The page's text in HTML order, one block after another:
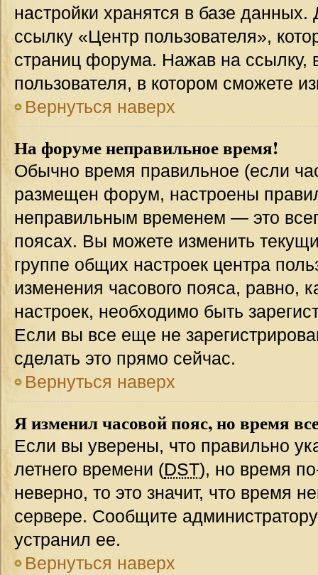
настройки хранятся в базе
ссылку «Центр пользователя»,
страниц форума. Нажав на ссылку,
пользователя, в котором сможете
Вернуться наверх
На форуме неправильное время!
Обычно время правильное (если
размещен форум, настроены
неправильным временем — это
поясах. Вы можете изменить
группе общих настроек центра
изменения часового пояса, равно,
настроек, необходимо быть
Если вы все еще не
сделать это прямо сейчас.
Вернуться наверх
Я изменил часовой пояс, но время
Если вы уверены, что правильно
летнего времени (DST), но время
неверно, то это значит, что время
сервере. Сообщите
устранил ее.
Вернуться наверх